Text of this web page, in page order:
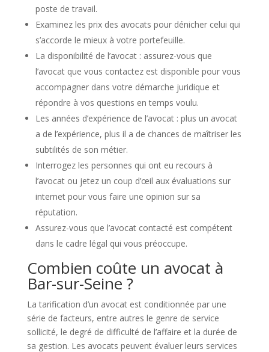
poste de travail.
Examinez les prix des avocats pour dénicher celui qui
s’accorde le mieux à votre portefeuille.
La disponibilité de l’avocat : assurez-vous que
l’avocat que vous contactez est disponible pour vous
accompagner dans votre démarche juridique et
répondre à vos questions en temps voulu.
Les années d’expérience de l’avocat : plus un avocat
a de l’expérience, plus il a de chances de maîtriser les
subtilités de son métier.
Interrogez les personnes qui ont eu recours à
l’avocat ou jetez un coup d’œil aux évaluations sur
internet pour vous faire une opinion sur sa
réputation.
Assurez-vous que l’avocat contacté est compétent
dans le cadre légal qui vous préoccupe.
Combien coûte un avocat à
Bar-sur-Seine ?
La tarification d’un avocat est conditionnée par une
série de facteurs, entre autres le genre de service
sollicité, le degré de difficulté de l’affaire et la durée de
sa gestion. Les avocats peuvent évaluer leurs services